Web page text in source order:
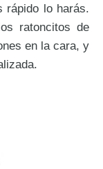
rápido lo harás.
ratoncitos de
en la cara, y